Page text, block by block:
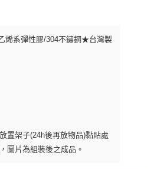
烯系彈性膠/304不鏽鋼★台灣製
置架子(24h後再放物品)黏貼處
圖片為組裝後之成品。